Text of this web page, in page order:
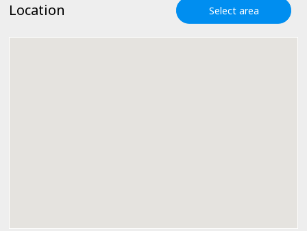
Location Select area